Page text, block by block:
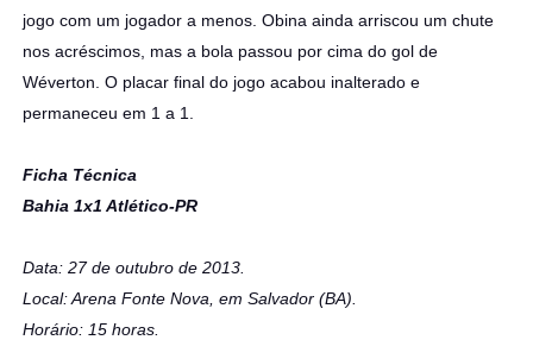
jogo com um jogador a menos. Obina ainda arriscou um chute
nos acréscimos, mas a bola passou por cima do gol de
Wéverton. O placar final do jogo acabou inalterado e
permaneceu em 1 a 1.
Ficha Técnica
Bahia 1x1 Atlético-PR
Data: 27 de outubro de 2013.
Local: Arena Fonte Nova, em Salvador (BA).
Horário: 15 horas.